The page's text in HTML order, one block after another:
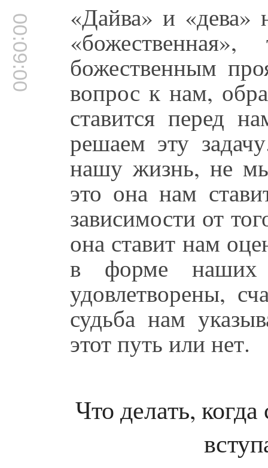
00:09:00 «Дайва» и «дева»
божественным
вопрос к нам,
ставится перед
решаем эту
нашу жизнь, не
это она нам
зависимости от
она ставит нам
в форме наших
удовлетворены,
судьба нам
этот путь или нет.
Что делать,